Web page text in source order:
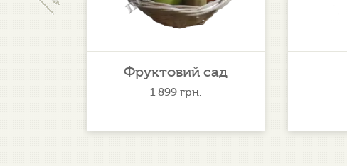
Фруктовий сад
1 899грн.